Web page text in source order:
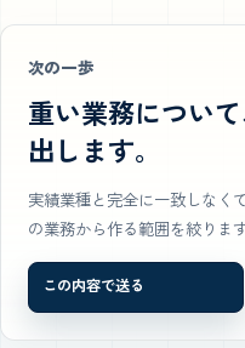
次の一歩
重い業務につい
出します。
実績業種と完全に一致しなく
の業務から作る範囲を絞ります
この内容で送る